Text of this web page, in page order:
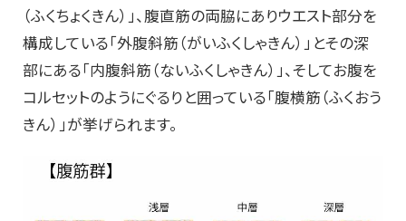
（ふくちょくきん）」、腹直筋の両脇にありウエスト部分を
構成している「外腹斜筋（がいふくしゃきん）」とその深
部にある「内腹斜筋（ないふくしゃきん）」、そしてお腹を
コルセットのようにぐるりと囲っている「腹横筋（ふくおう
きん）」が挙げられます。